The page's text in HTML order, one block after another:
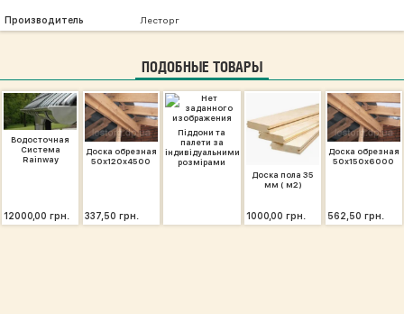
Производитель Лесторг
ПОДОБНЫЕ ТОВАРЫ
Водосточная
Система
Rainway
12000,00 грн.
Доска обрезная
50х120х4500
337,50 грн.
Піддони та
палети за
індивідуальними
розмірами
Доска пола 35
мм ( м2)
1000,00 грн.
Доска обрезная
50х150х6000
562,50 грн.